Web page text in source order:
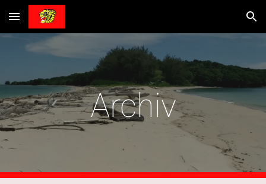
Skip to main content Skip to navigation
Archiv